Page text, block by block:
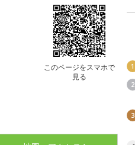
このページをスマホで
見る
1
2
3